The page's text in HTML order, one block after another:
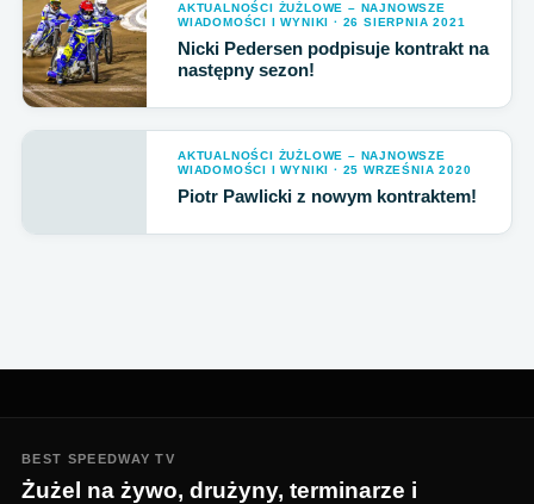
AKTUALNOŚCI ŻUŻLOWE – NAJNOWSZE
WIADOMOŚCI I WYNIKI · 26 SIERPNIA 2021
Nicki Pedersen podpisuje kontrakt na
następny sezon!
AKTUALNOŚCI ŻUŻLOWE – NAJNOWSZE
WIADOMOŚCI I WYNIKI · 25 WRZEŚNIA 2020
Piotr Pawlicki z nowym kontraktem!
BEST SPEEDWAY TV
Żużel na żywo, drużyny, terminarze i